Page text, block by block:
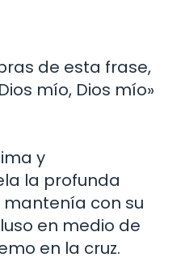
de esta frase,
mío, Dios mío»
y
la profunda
mantenía con su
en medio de
en la cruz.